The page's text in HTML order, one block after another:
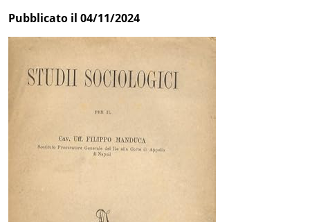
Pubblicato il 04/11/2024